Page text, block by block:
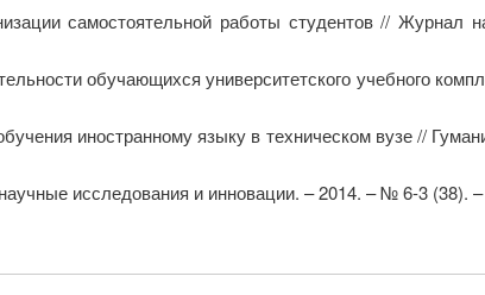
самостоятельной работы студентов // Журнал
обучающихся университетского учебного
иностранному языку в техническом вузе //
исследования и инновации. – 2014. – № 6-3 (38).